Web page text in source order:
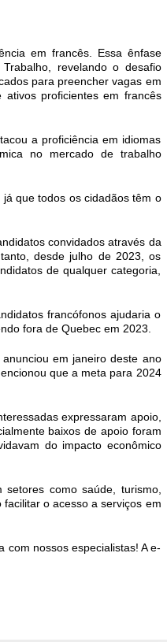
em francês. Essa ênfase
revelando o desafio
para preencher vagas em
ativos proficientes em francês
a proficiência em idiomas
no mercado de trabalho
que todos os cidadãos têm o
convidados através da
desde julho de 2023, os
de qualquer categoria,
francófonos ajudaria o
fora de Quebec em 2023.
em janeiro deste ano
que a meta para 2024
expressaram apoio,
baixos de apoio foram
do impacto econômico
setores como saúde, turismo,
o acesso a serviços em
nossos especialistas! A e-